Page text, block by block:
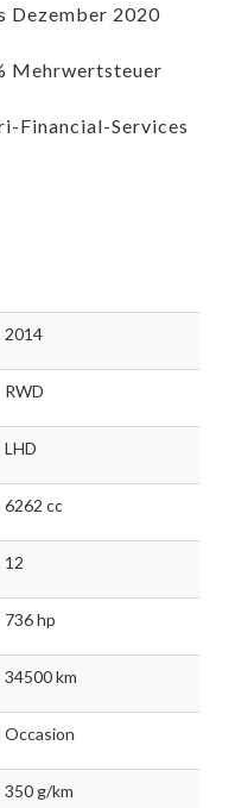
Dezember 2020
Mehrwertsteuer
Financial-Services
2014
RWD
LHD
6262 cc
12
736 hp
34500 km
Occasion
350 g/km